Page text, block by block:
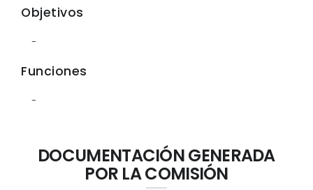
Objetivos
-
Funciones
-
DOCUMENTACIÓN GENERADA
POR LA COMISIÓN